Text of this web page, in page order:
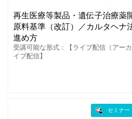
再生医療等製品・遺伝子治療薬
原料基準（改訂）／カルタヘ
進め方
受講可能な形式：【ライブ配信（アー
イブ配信】
セミナー